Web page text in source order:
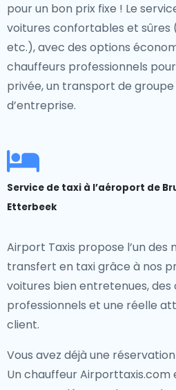
pour un bon prix fixe ! Le
voitures confortables et sûres
etc.), avec des options
chauffeurs professionnels
privée, un transport de
d’entreprise.
Service de taxi à l’aéroport de
Etterbeek
Airport Taxis propose l’un des
transfert en taxi grâce à nos
voitures bien entretenues, des
professionnels et une réelle
client.
Vous avez déjà une
Un chauffeur Airporttaxis.com